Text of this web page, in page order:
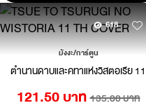
618
มังงะ/การ์ตูน
ตำนานดาบและคทาแห่งวิสตอเรีย 11
121.50 บาท 135.00 บาท